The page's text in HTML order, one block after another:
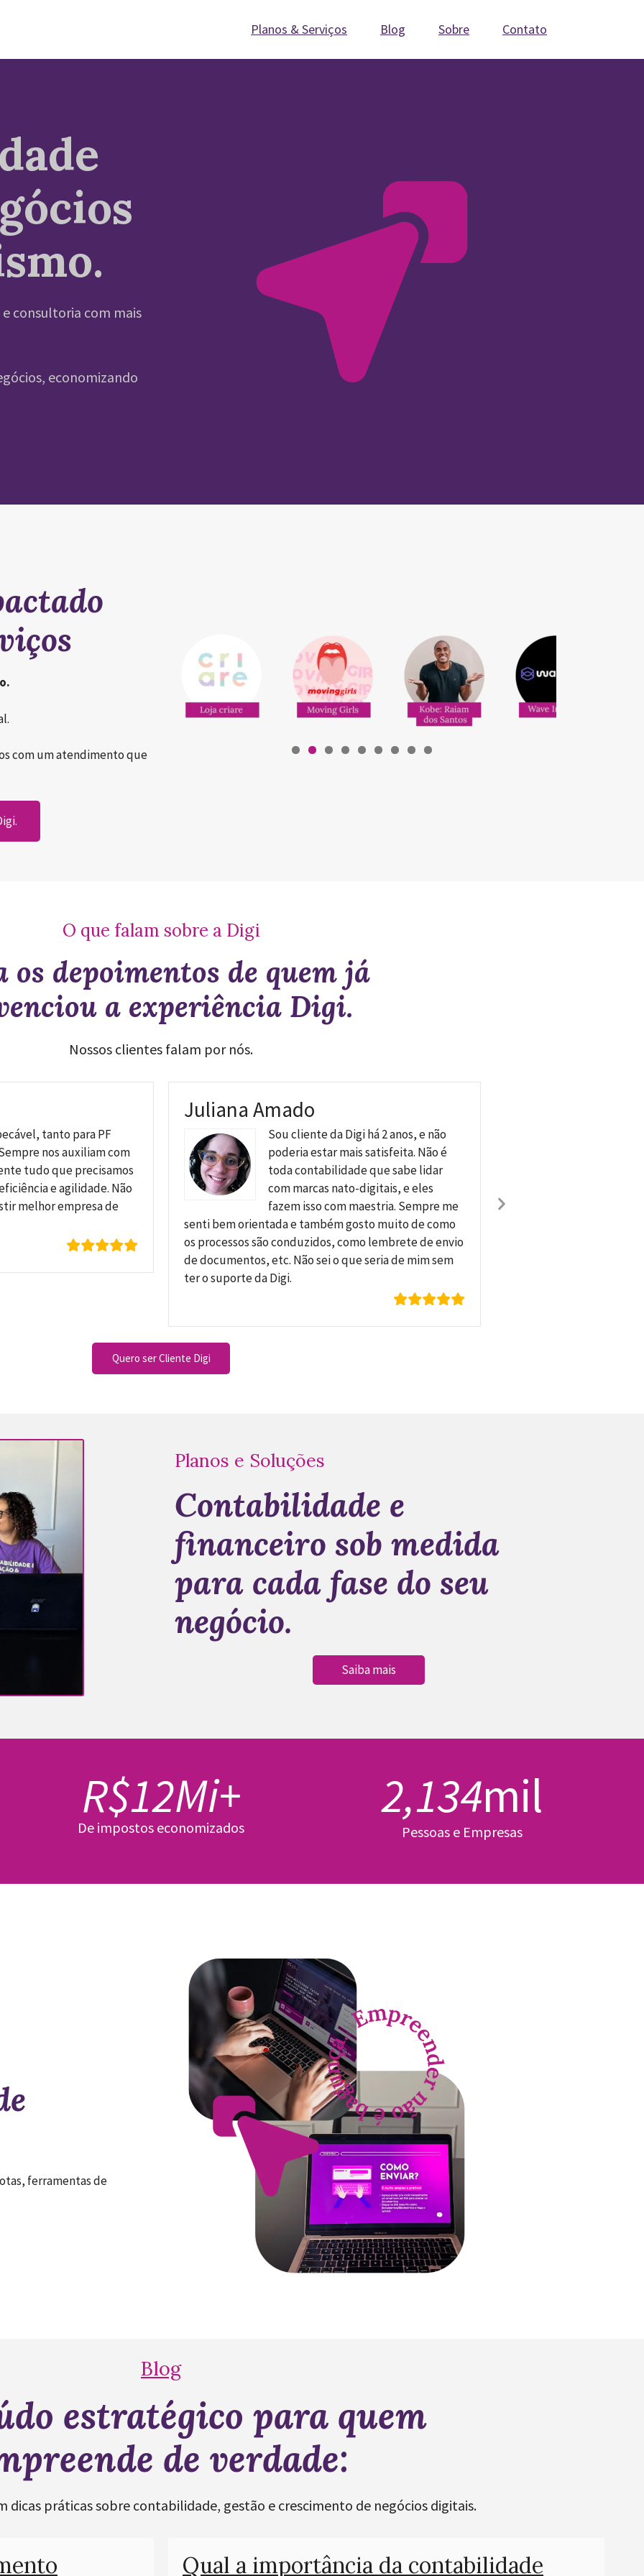
Planos & Serviços Blog Sobre Contato
consultoria com mais
economizando
com um atendimento que
O que falam sobre a Digi
os depoimentos de quem já
a experiência Digi.
Nossos clientes falam por nós.
tanto para PF
nos auxiliam com
tudo que precisamos
e agilidade. Não
melhor empresa de
Juliana Amado
Sou cliente da Digi há 2 anos, e não
poderia estar mais satisfeita. Não é
toda contabilidade que sabe lidar
com marcas nato-digitais, e eles
fazem isso com maestria. Sempre me
senti bem orientada e também gosto muito de como
os processos são conduzidos, como lembrete de envio
de documentos, etc. Não sei o que seria de mim sem
ter o suporte da Digi.
Quero ser Cliente Digi
Planos e Soluções
Contabilidade e
financeiro sob medida
para cada fase do seu
negócio.
Saiba mais
R$12Mi+
De impostos economizados
2,134mil
Pessoas e Empresas
ferramentas de
Blog
estratégico para quem
de verdade:
dicas práticas sobre contabilidade, gestão e crescimento de negócios digitais.
Qual a importância da contabilidade